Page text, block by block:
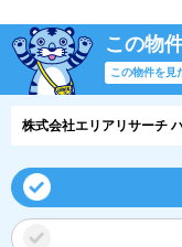
この物
この物件を見
株式会社エリアリサーチ